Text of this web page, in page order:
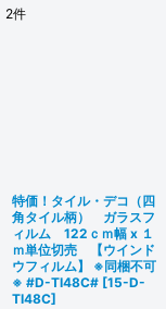
2件
特価！タイル・デコ（四
角タイル柄） ガラスフ
ィルム 122ｃｍ幅 x １
ｍ単位切売 【ウインド
ウフィルム】 ※同梱不可
※ #D-TI48C# [15-D-
TI48C]